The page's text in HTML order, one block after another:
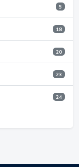
5
18
20
23
24